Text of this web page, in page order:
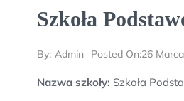
Szkoła
By: Admin Posted On:26
Nazwa szkoły: Szkoła